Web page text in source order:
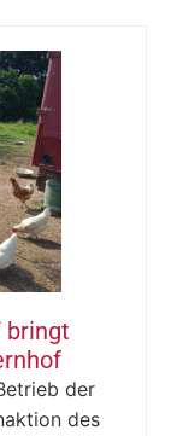
bringt
der
des